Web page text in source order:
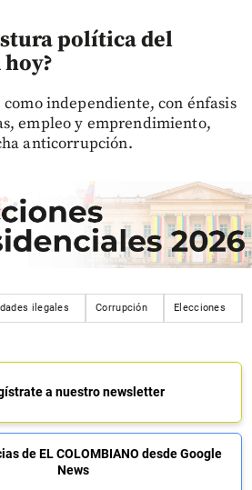
política del
independiente, con énfasis
empleo y emprendimiento,
anticorrupción.
ilegales Corrupción Elecciones
a nuestro newsletter
de EL COLOMBIANO desde Google
News